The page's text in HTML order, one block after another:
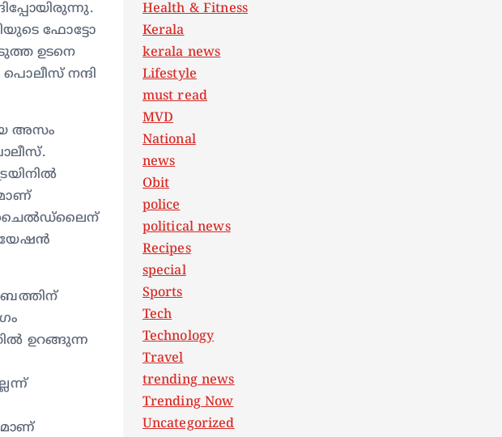
ഫോട്ടോ
ഉടനെ
നന്ദി
അസം
ചൈൽഡ്‍ലൈന്
ഉറങ്ങുന്ന
Health & Fitness
Kerala
kerala news
Lifestyle
must read
MVD
National
news
Obit
police
political news
Recipes
special
Sports
Tech
Technology
Travel
trending news
Trending Now
Uncategorized